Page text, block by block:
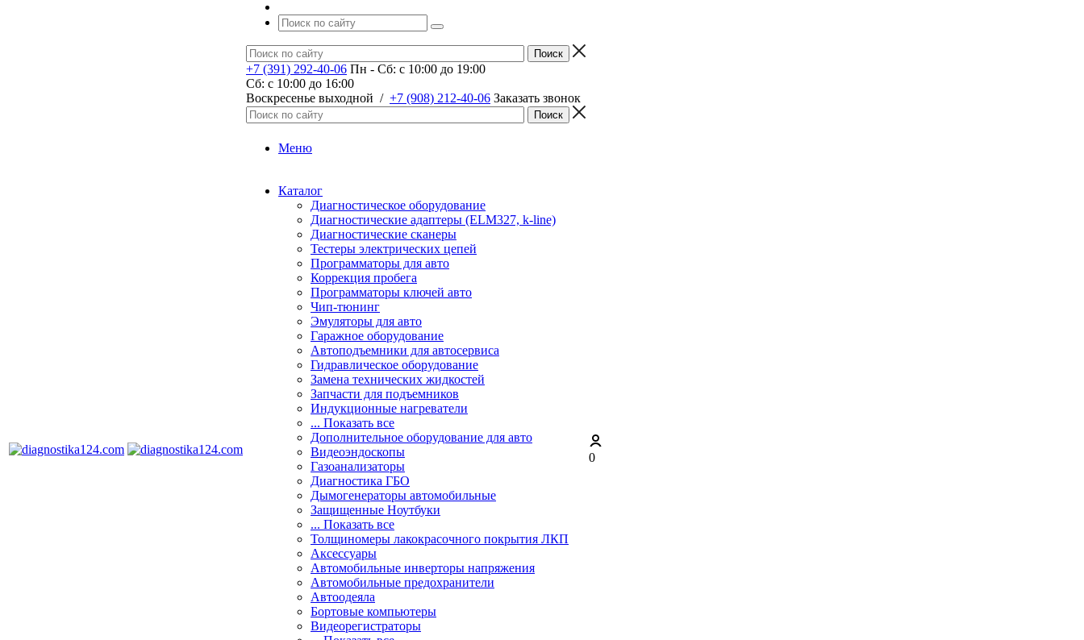
+7 (391) 292-40-06 Пн - Сб: c 10:00 до 19:00
Сб: c 10:00 до 16:00
​Воскресенье выходной / +7 (908) 212-40-06 Заказать звонок
Меню
Каталог
Диагностическое оборудование
Диагностические адаптеры (ELM327, k-line)
Диагностические сканеры
Тестеры электрических цепей
Программаторы для авто
Коррекция пробега
Программаторы ключей авто
Чип-тюнинг
Эмуляторы для авто
Гаражное оборудование
Автоподъемники для автосервиса
Гидравлическое оборудование
Замена технических жидкостей
Запчасти для подъемников
Индукционные нагреватели
... Показать все
Дополнительное оборудование для авто
Видеоэндоскопы
Газоанализаторы
Диагностика ГБО
Дымогенераторы автомобильные
Защищенные Ноутбуки
... Показать все
Толщиномеры лакокрасочного покрытия ЛКП
Аксессуары
Автомобильные инверторы напряжения
Автомобильные предохранители
Автоодеяла
Бортовые компьютеры
Видеорегистраторы
0